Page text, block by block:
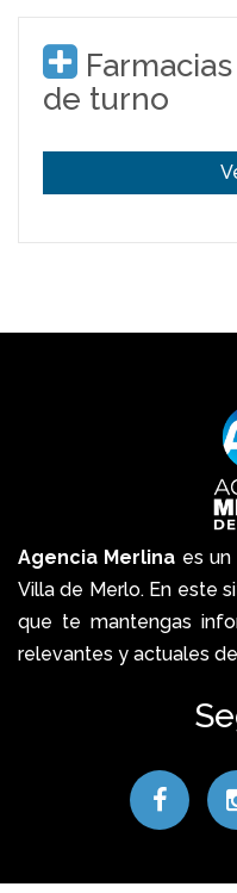
Farmacias
de turno
Agencia Merlina es
Villa de Merlo. En este
que te mantengas
relevantes y actuales